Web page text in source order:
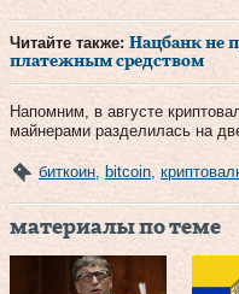
Читайте также: Нацбанк не
платежным средством
Напомним, в августе
майнерами разделилась на
биткоин bitcoin
материалы по теме